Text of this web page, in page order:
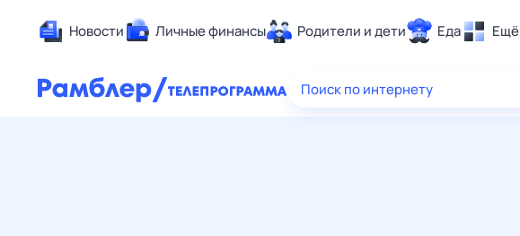
Новости Личные финансы Родители и дети Еда Ещё
Здоровье
Поиск по интернету